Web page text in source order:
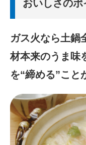
おいしさのポ
ガス火なら土鍋
材本来のうま味
を“締める”こと